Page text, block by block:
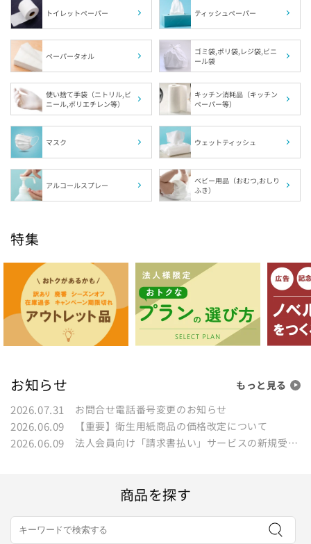
紙質から探す
サイズから探す
用途から探す
ブランドから探す
1箱の組数（枚数）から探す
ブランドから探す
特徴から探す
サイズから探す
肌触りから探す
福島県の指定袋から探す
茨城県の指定袋から探す
トイレットペーパー ティッシュペーパー
ペーパータオル
ゴミ袋,ポリ袋,レジ袋,ビニ
ール袋
使い捨て手袋（ニトリル,ビ
ニール,ポリエチレン等）
キッチン消耗品（キッチン
ペーパー等）
マスク ウェットティッシュ
アルコールスプレー
ベビー用品（おむつ,おしり
ふき）
特集
お知らせ もっと見る
2026.07.31 お問合せ電話番号変更のお知らせ
2026.06.09 【重要】衛生用紙商品の価格改定について
2026.06.09 法人会員向け「請求書払い」サービスの新規受付における「NP掛け払い」導入のお知らせ
商品を探す